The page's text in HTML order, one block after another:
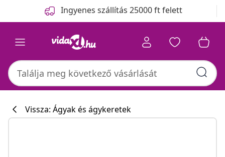
Ingyenes szállítás 25000 ft felett
Vissza: Ágyak és ágykeretek